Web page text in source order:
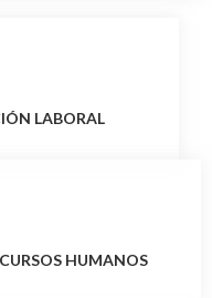
LABORAL
HUMANOS